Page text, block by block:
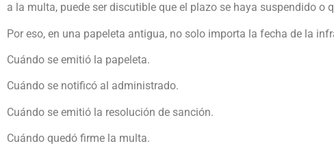
a la multa, puede ser discutible que el plazo se haya suspendido o
Por eso, en una papeleta antigua, no solo importa la fecha de la
Cuándo se emitió la papeleta.
Cuándo se notificó al administrado.
Cuándo se emitió la resolución de sanción.
Cuándo quedó firme la multa.